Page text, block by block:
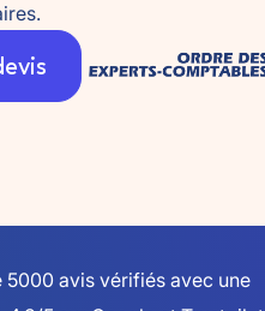
5000 avis vérifiés avec une